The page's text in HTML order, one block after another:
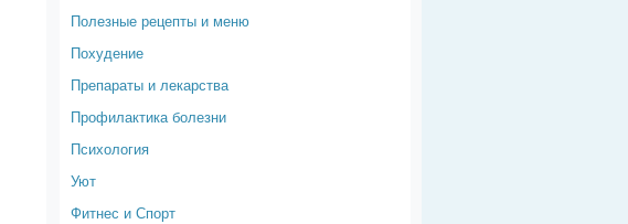
Полезные рецепты и меню
Похудение
Препараты и лекарства
Профилактика болезни
Психология
Уют
Фитнес и Спорт